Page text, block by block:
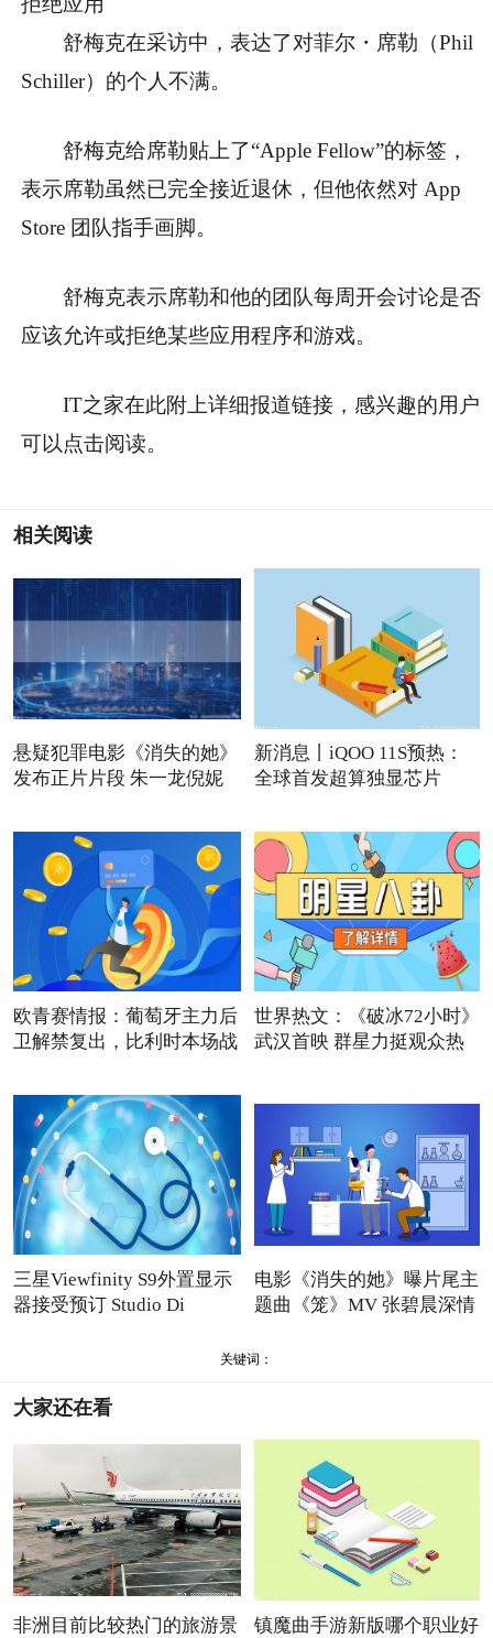
舒梅克在采访中，表达了对菲尔・席勒（Phil
Schiller）的个人不满。
舒梅克给席勒贴上了“Apple Fellow”的标签，
表示席勒虽然已完全接近退休，但他依然对 App
Store 团队指手画脚。
舒梅克表示席勒和他的团队每周开会讨论是否
应该允许或拒绝某些应用程序和游戏。
IT之家在此附上详细报道链接，感兴趣的用户
可以点击阅读。
相关阅读
悬疑犯罪电影《消失的她》
发布正片片段 朱一龙倪妮
新消息丨iQOO 11S预热：
全球首发超算独显芯片
欧青赛情报：葡萄牙主力后
卫解禁复出，比利时本场战
世界热文：《破冰72小时》
武汉首映 群星力挺观众热
三星Viewfinity S9外置显示
器接受预订 Studio Di
电影《消失的她》曝片尾主
题曲《笼》MV 张碧晨深情
关键词：
大家还在看
非洲目前比较热门的旅游景
镇魔曲手游新版哪个职业好